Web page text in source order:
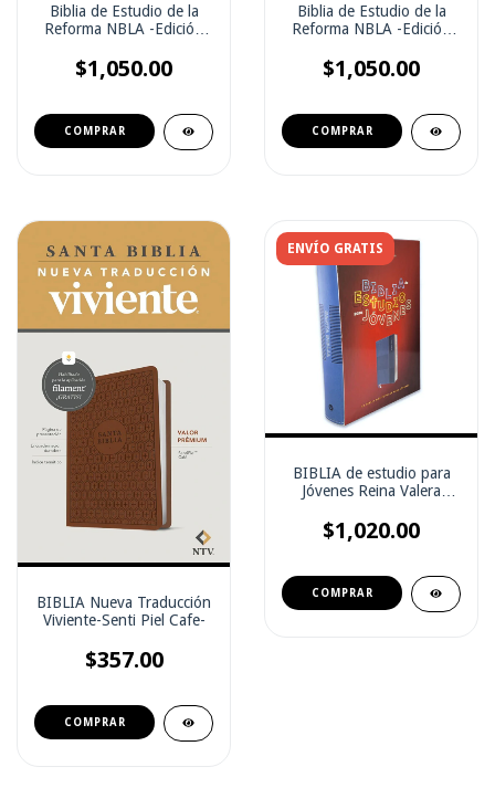
Biblia de Estudio de la
Reforma NBLA -Edición
$1,050.00
Biblia de Estudio de la
Reforma NBLA -Edición
$1,050.00
BIBLIA Nueva Traducción
Viviente-Senti Piel Cafe-
$357.00
ENVÍO GRATIS
BIBLIA de estudio para
Jóvenes Reina Valera
$1,020.00